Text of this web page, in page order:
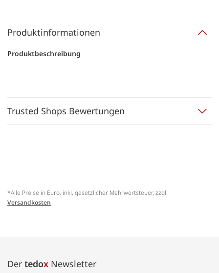
Produktinformationen
Produktbeschreibung
Trusted Shops Bewertungen
*Alle Preise in Euro, inkl. gesetzlicher Mehrwertsteuer, zzgl.
Versandkosten
Der tedox Newsletter